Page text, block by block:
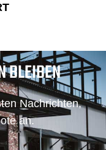
BLEIBEN
Nachrichten,
an.